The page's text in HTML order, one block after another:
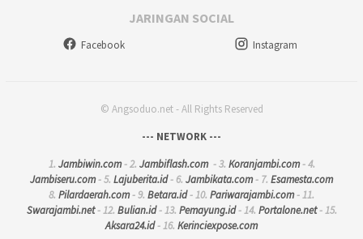
JARINGAN SOCIAL
Facebook Instagram
© Angsoduo.net - All Rights Reserved
--- NETWORK ---
1. Jambiwin.com- 2. Jambiflash.com- 3. Koranjambi.com- 4.
Jambiseru.com- 5. Lajuberita.id- 6. Jambikata.com- 7. Esamesta.com
8. Pilardaerah.com- 9. Betara.id- 10. Pariwarajambi.com- 11.
Swarajambi.net- 12. Bulian.id- 13. Pemayung.id- 14. Portalone.net- 15.
Aksara24.id- 16. Kerinciexpose.com